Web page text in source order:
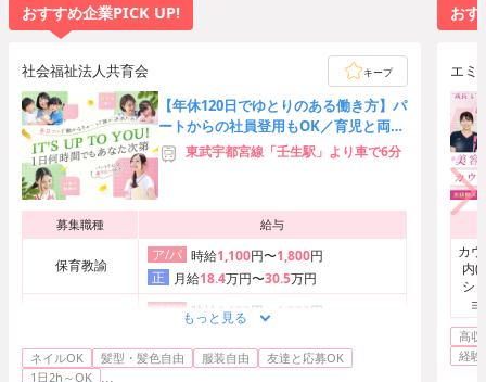
おすすめ企業PICK UP!
社会福祉法人共育会 キープ
【年休120日でゆとりのある働き方】パ
ートからの社員登用もOK／育児と両立
しやすい環境を整えています
東武宇都宮線「壬生駅」より車で6分
募集職種 給与
保育教諭
ア/パ 時給1,100円〜1,800円
正
月給18.4万円〜30.5万円
ア/パ 時給1,100円〜 1,800円
もっと見る
ネイルOK 髪型・髪色自由 服装自由
友達と応募OK
1日2h～OK ...
おす
エミ
カ
内(
シ
ト
エ
高
経験